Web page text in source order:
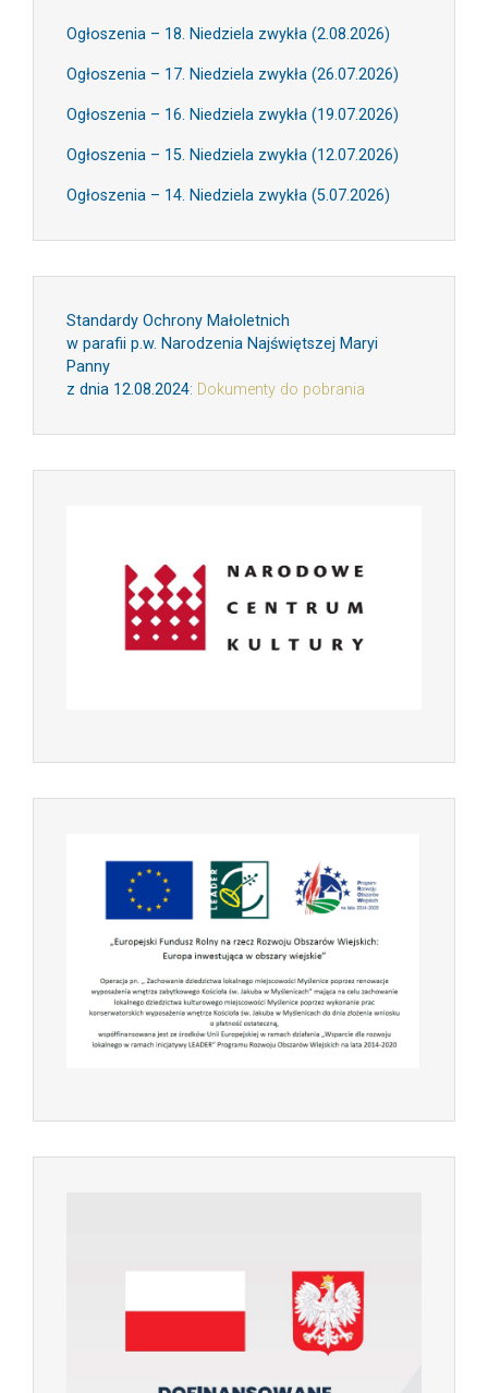
Ogłoszenia – 18. Niedziela zwykła (2.08.2026)
Ogłoszenia – 17. Niedziela zwykła (26.07.2026)
Ogłoszenia – 16. Niedziela zwykła (19.07.2026)
Ogłoszenia – 15. Niedziela zwykła (12.07.2026)
Ogłoszenia – 14. Niedziela zwykła (5.07.2026)
Standardy Ochrony Małoletnich
w parafii p.w. Narodzenia Najświętszej Maryi
Panny
z dnia 12.08.2024: Dokumenty do pobrania